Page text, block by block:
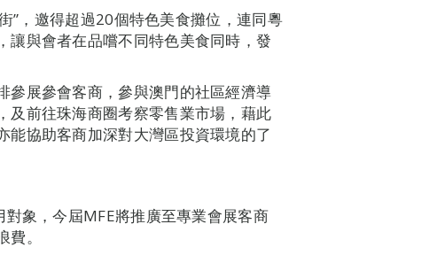
”，邀得超過20個特色美食攤位，連同粵
讓與會者在品嚐不同特色美食同時，發
參展參會客商，參與澳門的社區經濟導
及前往珠海商圈考察零售業市場，藉此
能協助客商加深對大灣區投資環境的了
對象，今屆MFE將推廣至專業會展客商
。